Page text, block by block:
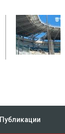
Публикации